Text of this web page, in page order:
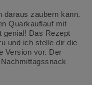
daraus zaubern kann.
Quarkauflauf mit
genial! Das Rezept
und ich stelle dir die
Version vor. Der